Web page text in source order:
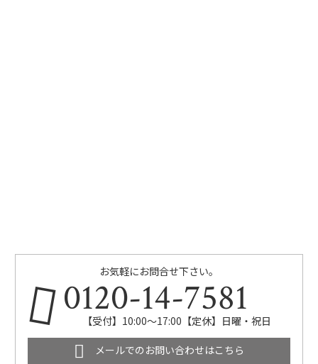
お気軽にお問合せ下さい。
0120-14-7581
【受付】10:00～17:00【定休】日曜・祝日
メールでのお問い合わせはこちら